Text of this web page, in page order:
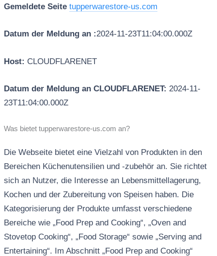
Gemeldete Seite tupperwarestore-us.com
Datum der Meldung an :2024-11-23T11:04:00.000Z
Host: CLOUDFLARENET
Datum der Meldung an CLOUDFLARENET: 2024-11-
23T11:04:00.000Z
Was bietet tupperwarestore-us.com an?
Die Webseite bietet eine Vielzahl von Produkten in den
Bereichen Küchenutensilien und -zubehör an. Sie richtet
sich an Nutzer, die Interesse an Lebensmittellagerung,
Kochen und der Zubereitung von Speisen haben. Die
Kategorisierung der Produkte umfasst verschiedene
Bereiche wie „Food Prep and Cooking“, „Oven and
Stovetop Cooking“, „Food Storage“ sowie „Serving and
Entertaining“. Im Abschnitt „Food Prep and Cooking“